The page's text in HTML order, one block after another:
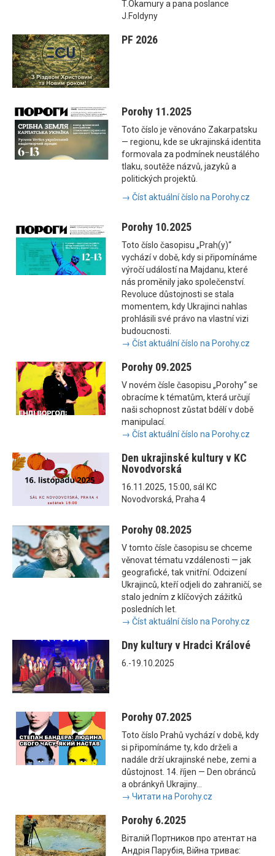
T.Okamury a pana poslance
J.Foldyny
PF 2026
Porohy 11.2025
Toto číslo je věnováno Zakarpatsku
— regionu, kde se ukrajinská identita
formovala za podmínek neustálého
tlaku, soutěže názvů, jazyků a
politických projektů.
→ Číst aktuální číslo na Porohy.cz
Porohy 10.2025
Toto číslo časopisu „Prah(y)“
vychází v době, kdy si připomínáme
výročí událostí na Majdanu, které
nás proměnily jako společenství.
Revoluce důstojnosti se stala
momentem, kdy Ukrajinci nahlas
prohlásili své právo na vlastní vizi
budoucnosti.
→ Číst aktuální číslo na Porohy.cz
Porohy 09.2025
V novém čísle časopisu „Porohy“ se
obracíme k tématům, která určují
naši schopnost zůstat bdělí v době
manipulací.
→ Číst aktuální číslo na Porohy.cz
Den ukrajinské kultury v KC
Novodvorská
16.11.2025, 15:00, sál KC
Novodvorská, Praha 4
Porohy 08.2025
V tomto čísle časopisu se chceme
věnovat tématu vzdálenosti — jak
geografické, tak vnitřní. Odcizení
Ukrajinců, kteří odjeli do zahraničí, se
stalo jedním z klíčových zážitků
posledních let.
→ Číst aktuální číslo na Porohy.cz
Dny kultury v Hradci Králové
6.-19.10.2025
Porohy 07.2025
Toto číslo Prahů vychází v době, kdy
si připomínáme ty, kdo drželi a
nadále drží ukrajinské nebe, zemi a
důstojnost. 14. říjen — Den obránců
a obránkyň Ukrajiny...
→ Читати на Porohy.cz
Porohy 6.2025
Віталій Портников про атентат на
Андрія Парубія, Війна триває: